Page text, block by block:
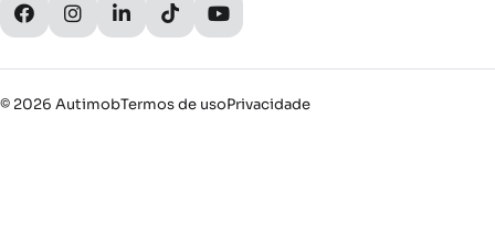
© 2026 AutimobTermos de usoPrivacidade